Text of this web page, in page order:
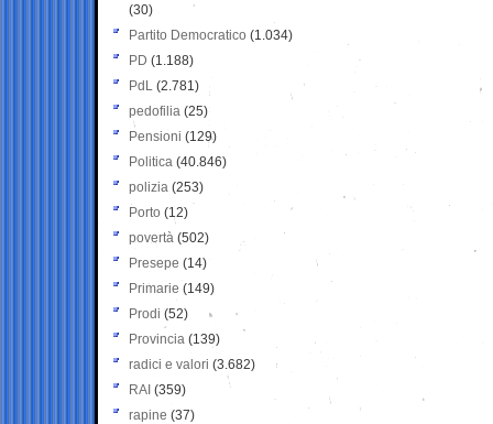
(30)
Partito Democratico (1.034)
PD (1.188)
PdL (2.781)
pedofilia (25)
Pensioni (129)
Politica (40.846)
polizia (253)
Porto (12)
povertà (502)
Presepe (14)
Primarie (149)
Prodi (52)
Provincia (139)
radici e valori (3.682)
RAI (359)
rapine (37)